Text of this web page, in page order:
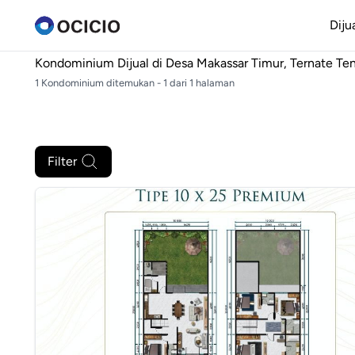
Kondominium Dijual di Desa Makassar Timur, Ternate
1 Kondominium ditemukan - 1 dari 1 halaman
Filter